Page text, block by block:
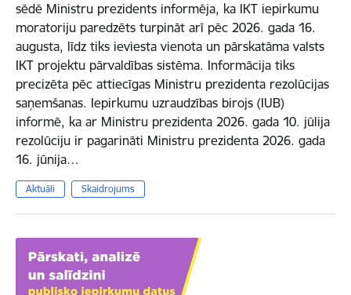
sēdē Ministru prezidents informēja, ka IKT iepirkumu
moratoriju paredzēts turpināt arī pēc 2026. gada 16.
augusta, līdz tiks ieviesta vienota un pārskatāma valsts
IKT projektu pārvaldības sistēma. Informācija tiks
precizēta pēc attiecīgas Ministru prezidenta rezolūcijas
saņemšanas. Iepirkumu uzraudzības birojs (IUB)
informē, ka ar Ministru prezidenta 2026. gada 10. jūlija
rezolūciju ir pagarināti Ministru prezidenta 2026. gada
16. jūnija…
Aktuāli Skaidrojums